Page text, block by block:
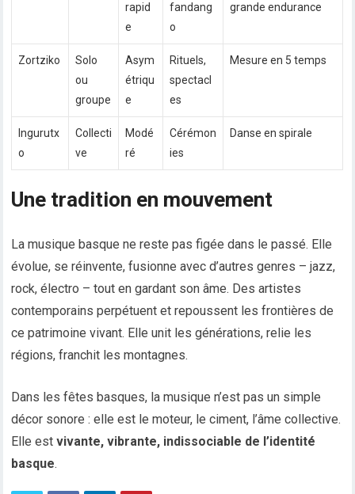
rapid
e
fandang
o
grande endurance
Zortziko
Solo
ou
groupe
Asym
étriqu
e
Rituels,
spectacl
es
Mesure en 5 temps
Ingurutx
o
Collecti
ve
Modé
ré
Cérémon
ies
Danse en spirale
Une tradition en mouvement
La musique basque ne reste pas figée dans le passé. Elle
évolue, se réinvente, fusionne avec d’autres genres – jazz,
rock, électro – tout en gardant son âme. Des artistes
contemporains perpétuent et repoussent les frontières de
ce patrimoine vivant. Elle unit les générations, relie les
régions, franchit les montagnes.
Dans les fêtes basques, la musique n’est pas un simple
décor sonore : elle est le moteur, le ciment, l’âme collective.
Elle estvivante, vibrante, indissociable de l’identité
basque.